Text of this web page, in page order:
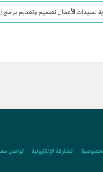
لسيدات الأعمال تصميم وتقديم برامج
المشاركة الإلكترونية تواصل